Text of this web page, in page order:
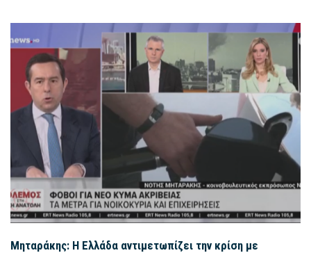
Μηταράκης: Η Ελλάδα αντιμετωπίζει την κρίση με